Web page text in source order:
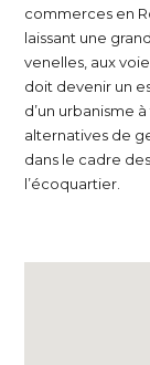
commerces en
laissant une
venelles, aux
doit devenir un
d’un urbanisme
alternatives de
dans le cadre
l’écoquartier.